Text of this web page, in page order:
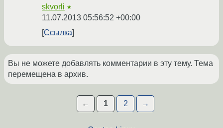
skvorli ★
11.07.2013 05:56:52 +00:00
Ссылка
Вы не можете добавлять комментарии в эту тему. Тема
перемещена в архив.
← 1 2 →